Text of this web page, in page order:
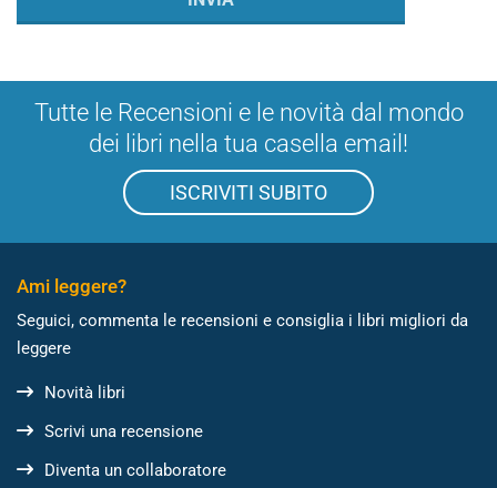
Tutte le Recensioni e le novità dal mondo
dei libri nella tua casella email!
ISCRIVITI SUBITO
Ami leggere?
Seguici, commenta le recensioni e consiglia i libri migliori da
leggere
Novità libri
Scrivi una recensione
Diventa un collaboratore